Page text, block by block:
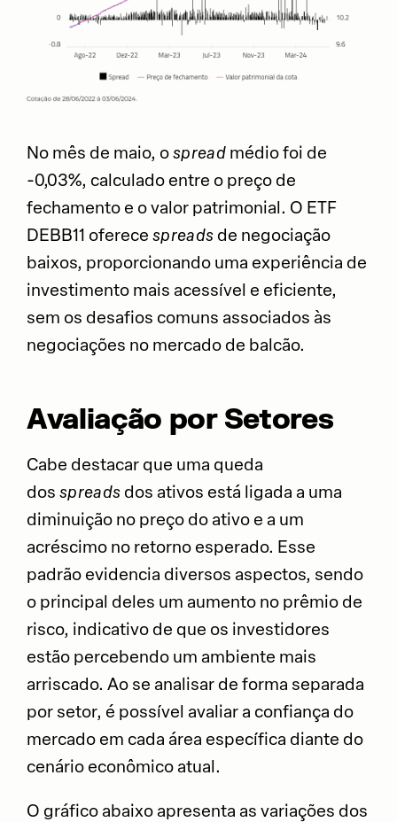
No mês de maio, ospreadmédio foi de
-0,03%, calculado entre o preço de
fechamento e o valor patrimonial. O ETF
DEBB11 oferece spreads de negociação
baixos, proporcionando uma experiência de
investimento mais acessível e eficiente,
sem os desafios comuns associados às
negociações no mercado de balcão.
Avaliação por Setores
Cabe destacar que uma queda
dos spreads dos ativos está ligada a uma
diminuição no preço do ativo e a um
acréscimo no retorno esperado. Esse
padrão evidencia diversos aspectos, sendo
o principal deles um aumento no prêmio de
risco, indicativo de que os investidores
estão percebendo um ambiente mais
arriscado. Ao se analisar de forma separada
por setor, é possível avaliar a confiança do
mercado em cada área específica diante do
cenário econômico atual.
O gráfico abaixo apresenta as variações dos